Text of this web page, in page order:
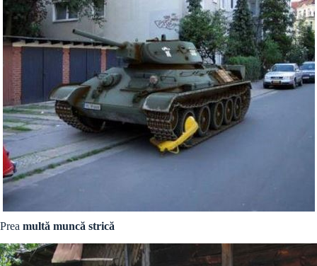
Prea multă muncă strică